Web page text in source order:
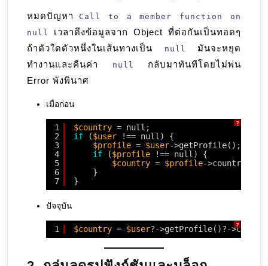
หมดปัญหา
Call to a member function on
null
เวลาดึงข้อมูลจาก Object ที่ต่อกันเป็นทอดๆ
ถ้าตัวใดตัวหนึ่งในเส้นทางเป็น
null
มันจะหยุด
ทำงานและคืนค่า
null
กลับมาทันทีโดยไม่พ่น
Error พังพินาศ
เมื่อก่อน
?
1
2
3
4
5
6
7
$country = null;
if
($user
!== null) {
$profile = $user->getProfile();
if
($profile
!== null) {
$country = $profile->country;
}
}
ปัจจุบัน
?
1 $country = $user?->getProfile()?-